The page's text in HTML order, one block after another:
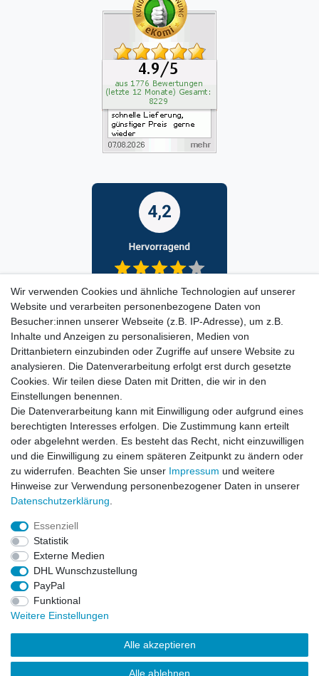
Widerrufs­recht
Wir verwenden Cookies und ähnliche Technologien auf unserer
Website und verarbeiten personenbezogene Daten von
Besucher:innen unserer Webseite (z.B. IP-Adresse), um z.B.
Inhalte und Anzeigen zu personalisieren, Medien von
Drittanbietern einzubinden oder Zugriffe auf unsere Website zu
analysieren. Die Datenverarbeitung erfolgt erst durch gesetzte
Cookies. Wir teilen diese Daten mit Dritten, die wir in den
Einstellungen benennen.
Die Datenverarbeitung kann mit Einwilligung oder aufgrund eines
berechtigten Interesses erfolgen. Die Zustimmung kann erteilt
oder abgelehnt werden. Es besteht das Recht, nicht einzuwilligen
und die Einwilligung zu einem späteren Zeitpunkt zu ändern oder
zu widerrufen. Beachten Sie unser Impressum und weitere
Hinweise zur Verwendung personenbezogener Daten in unserer
Daten­schutz­erklärung
Essenziell
Statistik
Externe Medien
DHL Wunschzustellung
PayPal
Funktional
Weitere Einstellungen
Alle akzeptieren
Alle ablehnen